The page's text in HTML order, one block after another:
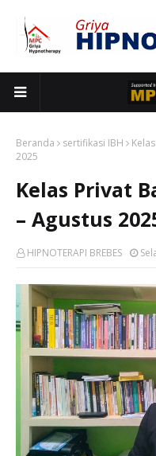
Beranda sertifikasi IBH
2025
Kelas Privat
– Agustus
HIPNOTERAPI BREBES